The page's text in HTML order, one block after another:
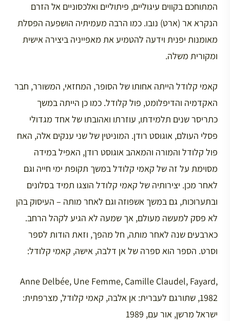
המתוחכם בקווים עיגוליים, פיתוליים ואלכסוניים אל הזרם
הנקרא אר (ארט) נובו. כמו הרבה מעמיתיה הושפעה הפסלת
מאומנות יפנית וידעה להטמיע את מאפייניה ביצירה אישית
ומקורית משלה.
קאמי קלודל הייתה אחותו של הסופר, המחזאי, המשורר, חבר
האקדמיה והדיפלומט, פול קלודל. כמו כן הייתה במשך
כתריסר שנים תלמידתו, עוזרתו ואהובתו של אחד מגדולי
פסלי העולם, אוגוסט רודן. המוניטין של שני ענקים אלה, האח
פול קלודל והמורה והמאהב אוגוסט רודן, האפיל במידה
מסוימת על זה של קאמי קלודל במשך תקופת ימי חייה וגם
לאחר מכן. יצירותיה של קאמי קלודל הוצגו תמיד בסלונים
ובתערוכות, גם במשך אשפוזה וגם לאחר מותה – העיסוק בהן
לא פסק למעשה מעולם, אך שמעה לא הגיע לקהל הרחב.
כארבעים שנה לאחר מותה, חל מהפך, וזאת הודות לספר
וסרט. הספר הוא ספרה של אן דלבה, אישה, קאמי קלודל:
Anne Delbée, Une Femme, Camille Claudel, Fayard,
1982, שתורגם לעברית: אן אלבה, קאמי קלודל, מצרפתית:
ישראל מרשן, אור עם, 1989